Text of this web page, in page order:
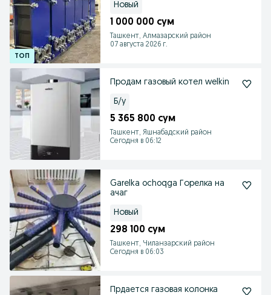
Новый
1 000 000 сум
Ташкент, Алмазарский район
07 августа 2026 г.
Продам газовый котел welkin
Б/у
5 365 800 сум
Ташкент, Яшнабадский район
Сегодня в 06:12
Garelka ochoqga Горелка на
ачаг
Новый
298 100 сум
Ташкент, Чиланзарский район
Сегодня в 06:03
Прдается газовая колонка